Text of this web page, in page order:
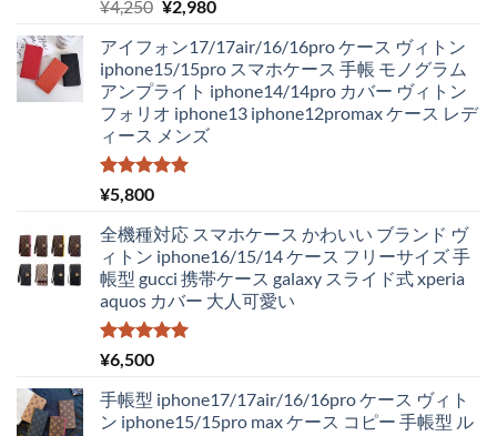
5.00
の評価
¥4,250 元
価
格
は
¥4,250
で
し
¥2,980現
の
価
格
は
アイフォン17/17air/16/16pro ケース ヴィトン
iphone15/15pro スマホケース 手帳 モノグラム
アンプライト iphone14/14pro カバー ヴィトン
フォリオ iphone13 iphone12promax ケース レデ
ィース メンズ
5段階中
5.00
¥5,800
全機種対応 スマホケース かわいい ブランド ヴ
ィトン iphone16/15/14 ケース フリーサイズ 手
帳型 gucci 携帯ケース galaxy スライド式 xperia
aquos カバー 大人可愛い
5段階中
5.00
¥6,500
手帳型 iphone17/17air/16/16pro ケース ヴィト
ン iphone15/15pro max ケース コピー 手帳型 ル